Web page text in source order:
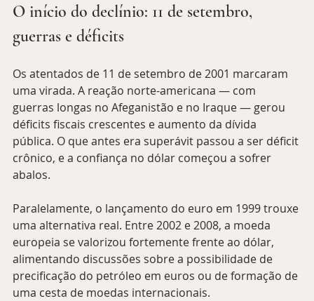
O início do declínio: 11 de setembro,
guerras e déficits
Os atentados de 11 de setembro de 2001 marcaram
uma virada. A reação norte-americana — com
guerras longas no Afeganistão e no Iraque — gerou
déficits fiscais crescentes e aumento da dívida
pública. O que antes era superávit passou a ser déficit
crônico, e a confiança no dólar começou a sofrer
abalos.
Paralelamente, o lançamento do euro em 1999 trouxe
uma alternativa real. Entre 2002 e 2008, a moeda
europeia se valorizou fortemente frente ao dólar,
alimentando discussões sobre a possibilidade de
precificação do petróleo em euros ou de formação de
uma cesta de moedas internacionais.